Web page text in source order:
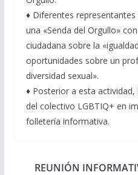
♦️ Diferentes
una «Senda del Orgullo»
ciudadana sobre la
oportunidades sobre un
diversidad sexual».
♦️ Posterior a esta
del colectivo LGBTIQ+ en
folletería informativa.
REUNIÓN